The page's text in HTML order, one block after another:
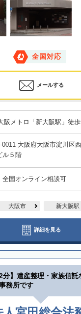
全国対応
メールする
阪メトロ「新大阪駅」徒
0011 大阪府大阪市淀川区
ル５階
全国オンライン相談可
大阪市 新大阪駅
詳細を見る
分】遺産整理・家族信
務所です